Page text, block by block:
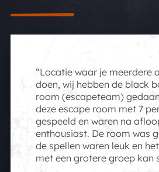
Locatie waar je meerdere
doen, wij hebben de black
room (escapeteam)
deze escape room met 7
gespeeld en waren na
enthousiast. De room was
de spellen waren leuk en
met een grotere groep kan